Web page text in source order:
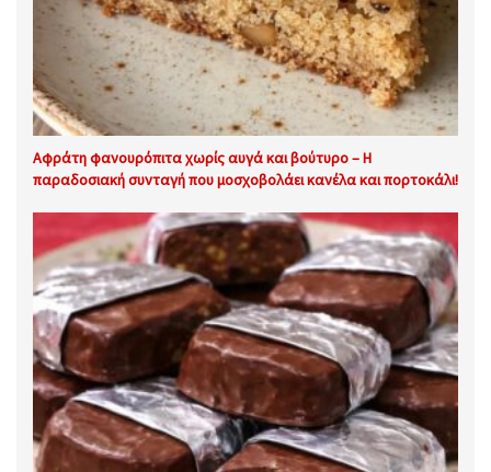
Αφράτη φανουρόπιτα χωρίς αυγά και βούτυρο – Η
παραδοσιακή συνταγή που μοσχοβολάει κανέλα και πορτοκάλι!